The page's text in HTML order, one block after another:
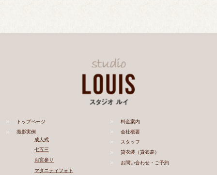
トップページ
撮影実例
成人式
七五三
お宮参り
マタニティフォト
料金案内
会社概要
スタッフ
貸衣装（貸衣裳）
お問い合わせ・ご予約